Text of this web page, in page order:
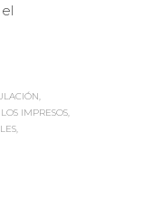
IMPRESOS